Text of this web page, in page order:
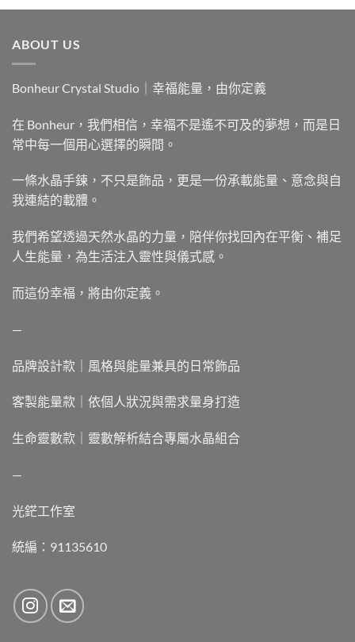
ABOUT US
Bonheur Crystal Studio｜幸福能量，由你定義
在 Bonheur，我們相信，幸福不是遙不可及的夢想，而是日
常中每一個用心選擇的瞬間。
一條水晶手鍊，不只是飾品，更是一份承載能量、意念與自
我連結的載體。
我們希望透過天然水晶的力量，陪伴你找回內在平衡、補足
人生能量，為生活注入靈性與儀式感。
而這份幸福，將由你定義。
—
品牌設計款｜風格與能量兼具的日常飾品
客製能量款｜依個人狀況與需求量身打造
生命靈數款｜靈數解析結合專屬水晶組合
—
光鋩工作室
統編：91135610